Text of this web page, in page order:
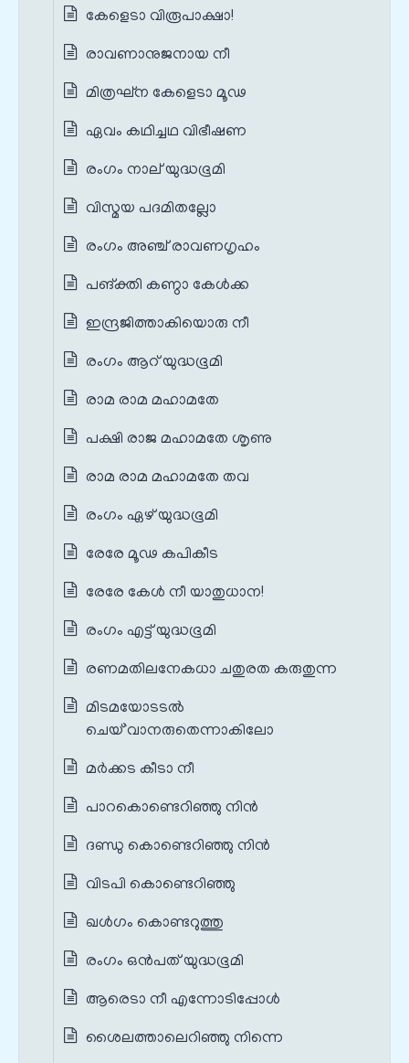
കേളെടാ വിരൂപാക്ഷാ!
രാവണാനുജനായ നീ
മിത്രഘ്ന കേളെടാ മൂഢ
ഏവം കഥിച്ചഥ വിഭീഷണ
രംഗം നാല് യുദ്ധഭൂമി
വിസ്മയ പദമിതല്ലോ
രംഗം അഞ്ച് രാവണഗൃഹം
പങ്‌ക്തി കണ്ഠാ കേള്‍ക്ക
ഇന്ദ്രജിത്താകിയൊരു നീ
രംഗം ആറ് യുദ്ധഭൂമി
രാമ രാമ മഹാമതേ
പക്ഷി രാജ മഹാമതേ ശൃണു
രാമ രാമ മഹാമതേ തവ
രംഗം ഏഴ് യുദ്ധഭൂമി
രേരേ മൂഢ കപികീട
രേരേ കേൾ നീ യാതുധാന!
രംഗം എട്ട് യുദ്ധഭൂമി
രണമതിലനേകധാ ചതുരത കരുതുന്ന
മിടമയോടടൽ
ചെയ്`വാനരുതെന്നാകിലോ
മര്‍ക്കട കീടാ നീ
പാറകൊണ്ടെറിഞ്ഞു നിന്‍
ദണ്ഡു കൊണ്ടെറിഞ്ഞു നിന്‍
വിടപി കൊണ്ടെറിഞ്ഞു
ഖള്‍ഗം കൊണ്ടറുത്തു
രംഗം ഒൻപത് യുദ്ധഭൂമി
ആരെടാ നീ എന്നോടിപ്പോൾ
ശൈലത്താലെറിഞ്ഞു നിന്നെ